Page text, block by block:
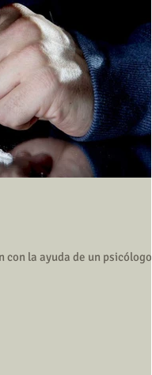
con la ayuda de un psicólogo